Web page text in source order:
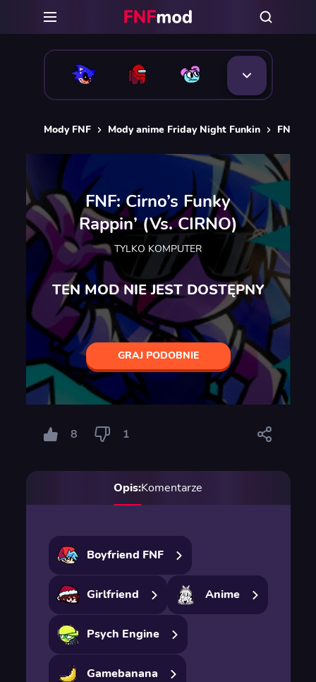
Mody FNF Mody anime Friday Night Funkin FNF:
FNF: Cirno’s Funky
Rappin’ (Vs. CIRNO)
TYLKO KOMPUTER
TEN MOD NIE JEST DOSTĘPNY
GRAJ PODOBNIE
8 1
Opis:Komentarze
Boyfriend FNF
Girlfriend Anime
Psych Engine
Gamebanana